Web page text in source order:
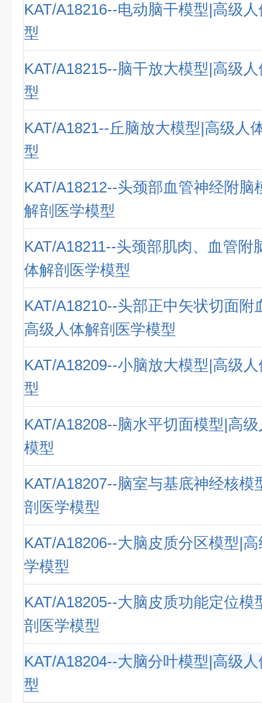
KAT/A18216--电动脑干模型|高级
型
KAT/A18215--脑干放大模型|高级
型
KAT/A1821--丘脑放大模型|高级人
型
KAT/A18212--头颈部血管神经附脑
解剖医学模型
KAT/A18211--头颈部肌肉、血管附
体解剖医学模型
KAT/A18210--头部正中矢状切面附
高级人体解剖医学模型
KAT/A18209--小脑放大模型|高级
型
KAT/A18208--脑水平切面模型|高
模型
KAT/A18207--脑室与基底神经核模
剖医学模型
KAT/A18206--大脑皮质分区模型|
学模型
KAT/A18205--大脑皮质功能定位模
剖医学模型
KAT/A18204--大脑分叶模型|高级
型